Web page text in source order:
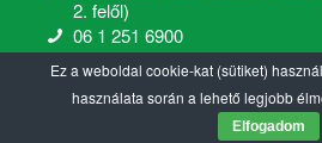
2. felől)
06 1 251 6900
Ez a weboldal cookie-kat (sütiket)
használata során a lehető legjobb
Elfogadom